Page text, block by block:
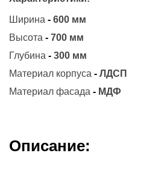
Ширина - 600 мм
Высота - 700 мм
Глубина - 300 мм
Материал корпуса - ЛДСП
Материал фасада - МДФ
Описание: